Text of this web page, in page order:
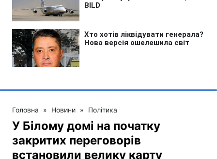
Головна » Новини » Політика
У Білому домі на початку
закритих переговорів
встановили велику карту